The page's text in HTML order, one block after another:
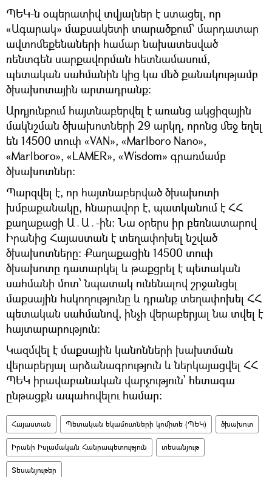
ՊԵԿ-ն օպերատիվ տվյալներ է ստացել, որ
«Ագարակ» մաքսակետի տարածքում՝ մարդատար
ավտոմեքենաների համար նախատեսված
ռենտգեն սարքավորման հետնամասում,
պետական սահմանին կից կա մեծ քանակությամբ
ծխախոտային արտադրանք։
Արդյունքում հայտնաբերվել է առանց ակցիզային
մակնշման ծխախոտների 29 արկղ, որոնց մեջ եղել
են 14500 տուփ «VAN», «Marlboro Nano»,
«Marlboro», «LAMER», «Wisdom» գրառմամբ
ծխախոտներ:
Պարզվել է, որ հայտնաբերված ծխախոտի
խմբաքանակը, հնարավոր է, պատկանում է ՀՀ
քաղաքացի Ա․Ա․-ին։ Նա օրերս իր բեռնատարով
Իրանից Հայաստան է տեղափոխել նշված
ծխախոտները: Քաղաքացին 14500 տուփ
ծխախոտը դատարկել և թաքցրել է պետական
սահմանի մոտ՝ նպատակ ունենալով շրջանցել
մաքսային հսկողությունը և դրանք տեղափոխել ՀՀ
պետական սահմանով, ինչի վերաբերյալ նա տվել է
հայտարարություն։
Կազմվել է մաքսային կանոնների խախտման
վերաբերյալ արձանագրություն և ներկայացվել ՀՀ
ՊԵԿ իրավաբանական վարչություն՝ հետագա
ընթացքն ապահովելու համար։
Հայաստան Պետական եկամուտների կոմիտե (ՊԵԿ) ծխախոտ
Իրանի Իսլամական Հանրապետություն տեսանյութ
Տեսանյութեր